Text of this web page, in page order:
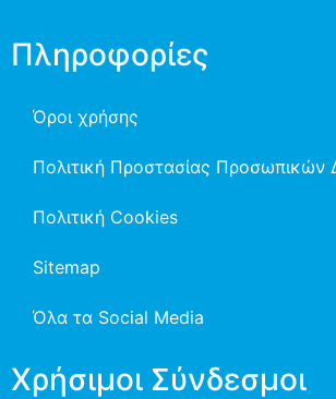
Πληροφορίες
Όροι χρήσης
Πολιτική Προστασίας
Πολιτική Cookies
Sitemap
Όλα τα Social Media
Χρήσιμοι Σύνδεσμοι